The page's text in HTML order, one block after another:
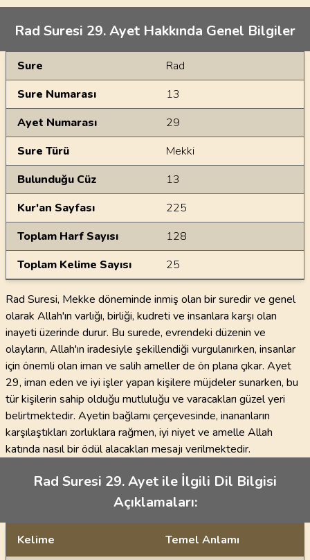
Rad Suresi 29. Ayet Hakkında Genel Bilgiler
Genel Bilgiler
Sure
Rad
Sure Numarası
13
Ayet Numarası
29
Sure Türü
Mekki
Bulunduğu Cüz
13
Kur'an Sayfası
225
Toplam Harf Sayısı
128
Toplam Kelime Sayısı
25
Rad Suresi, Mekke döneminde inmiş olan bir suredir ve genel
olarak Allah'ın varlığı, birliği, kudreti ve insanlara karşı olan
inayeti üzerinde durur. Bu surede, evrendeki düzenin ve
olayların, Allah'ın iradesiyle şekillendiği vurgulanırken, insanlar
için önemli olan iman ve salih ameller de ön plana çıkar. Ayet
29, iman eden ve iyi işler yapan kişilere müjdeler sunarken, bu
tür kişilerin sahip olduğu mutluluğu ve varacakları güzel yeri
belirtmektedir. Ayetin bağlamı çerçevesinde, inananların
karşılaştıkları zorluklara rağmen, iyi niyet ve amelle Allah
katında nasıl bir ödül alacakları mesajı verilmektedir.
Rad Suresi 29. Ayet ile İlgili Dil Bilgisi
Açıklamaları:
Kelime Temel Anlamı